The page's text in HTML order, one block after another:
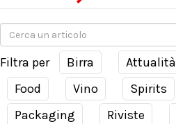
Filtra per Birra Attualità
Food
Vino Spirits
Packaging
Riviste